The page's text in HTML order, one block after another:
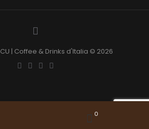
| Coffee & Drinks d'Italia © 2026
0